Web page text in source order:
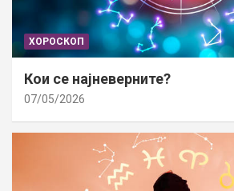
ХОРОСКОП
Кои се најневерните?
07/05/2026